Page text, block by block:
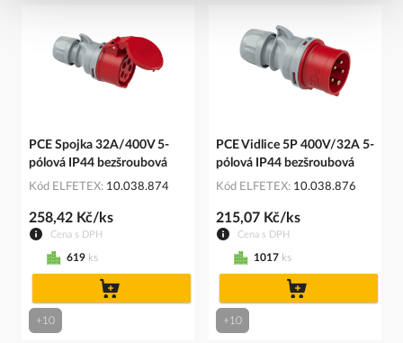
PCE Spojka 32A/400V 5-
pólová IP44 bezšroubová
Kód ELFETEX 10.038.874
Cena s DPH
258,42 Kč/ks
619 ks
+10
PCE Vidlice 5P 400V/32A 5-
pólová IP44 bezšroubová
Kód ELFETEX 10.038.876
Cena s DPH
215,07 Kč/ks
1017 ks
+10